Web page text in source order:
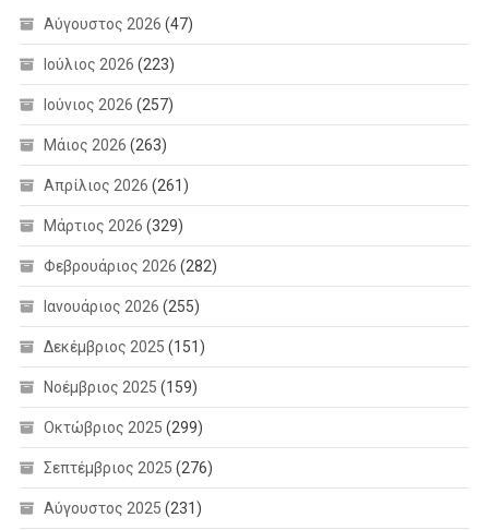
Αύγουστος 2026 (47)
Ιούλιος 2026 (223)
Ιούνιος 2026 (257)
Μάιος 2026 (263)
Απρίλιος 2026 (261)
Μάρτιος 2026 (329)
Φεβρουάριος 2026 (282)
Ιανουάριος 2026 (255)
Δεκέμβριος 2025 (151)
Νοέμβριος 2025 (159)
Οκτώβριος 2025 (299)
Σεπτέμβριος 2025 (276)
Αύγουστος 2025 (231)